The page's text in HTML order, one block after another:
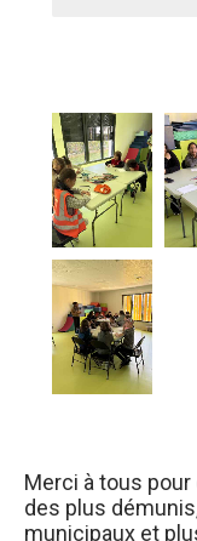
Merci à tous
des plus
municipaux et